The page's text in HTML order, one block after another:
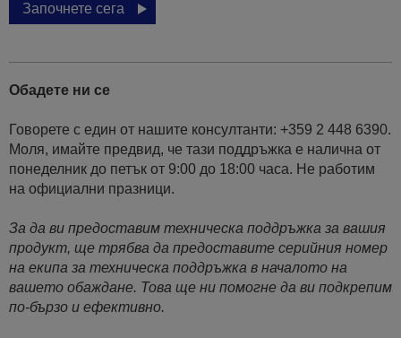
Започнете сега
Обадете ни се
Говорете с един от нашите консултанти: +359 2 448 6390.
Моля, имайте предвид, че тази поддръжка е налична от
понеделник до петък от 9:00 до 18:00 часа. Не работим
на официални празници.
За да ви предоставим техническа поддръжка за вашия
продукт, ще трябва да предоставите серийния номер
на екипа за техническа поддръжка в началото на
вашето обаждане. Това ще ни помогне да ви подкрепим
по-бързо и ефективно.